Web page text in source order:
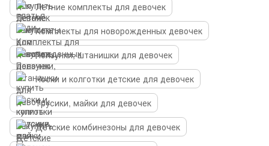
Летние комплекты для девочек
Комплекты для новорожденных девочек
Ползунки, штанишки для девочек
Носки и колготки детские для девочек
Трусики, майки для девочек
Детские комбинезоны для девочек